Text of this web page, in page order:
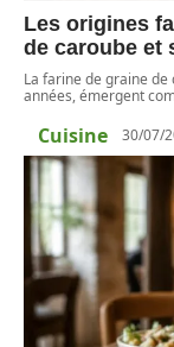
Les origines
de caroube et
La farine de graine
années, émergent
Cuisine 30/07/